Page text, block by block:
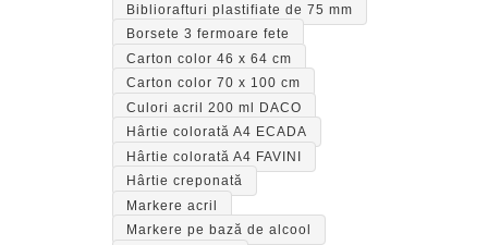
Bibliorafturi plastifiate de 75 mm
Borsete 3 fermoare fete
Carton color 46 x 64 cm
Carton color 70 x 100 cm
Culori acril 200 ml DACO
Hârtie colorată A4 ECADA
Hârtie colorată A4 FAVINI
Hârtie creponată
Markere acril
Markere pe bază de alcool